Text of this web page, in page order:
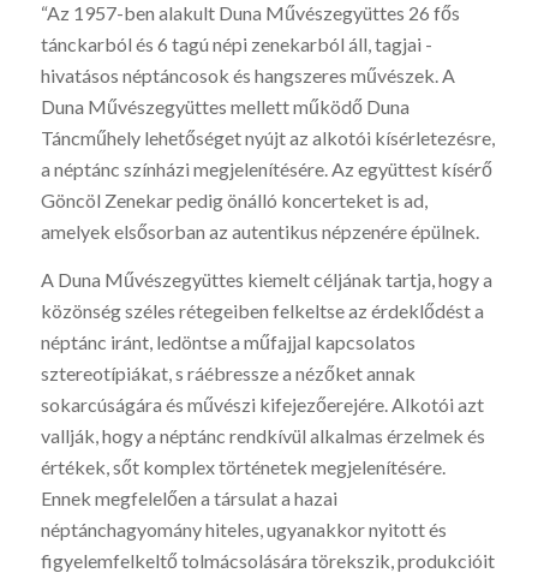
“Az 1957-ben alakult Duna Művészegyüttes 26 fős
tánckarból és 6 tagú népi zenekarból áll, tagjai ­
hivatásos néptáncosok és hangszeres művészek. A
Duna Művészegyüttes mellett működő Duna
Táncműhely lehetőséget nyújt az alkotói kísérletezésre,
a néptánc színházi megjelenítésére. Az együttest kísérő
Göncöl Zenekar pedig önálló koncerteket is ad,
amelyek elsősorban az autentikus népzenére épülnek.
A Duna Művészegyüttes kiemelt céljának tartja, hogy a
közönség széles rétegeiben felkeltse az érdeklődést a
néptánc iránt, ledöntse a műfajjal kapcsolatos
sztereotípiákat, s ráébressze a nézőket annak
sokarcúságára és művészi kifejezőerejére. Alkotói azt
vallják, hogy a néptánc rendkívül alkalmas érzelmek és
értékek, sőt komplex történetek megjelenítésére.
Ennek megfelelően a társulat a hazai
néptánchagyomány hiteles, ugyanakkor nyitott és
figyelemfelkeltő tolmácsolására törekszik, produkcióit